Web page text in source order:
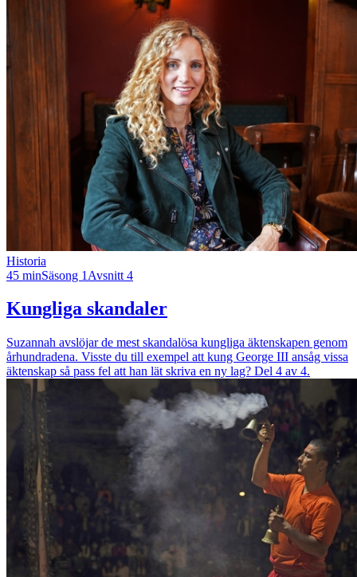
Historia
45 minSäsong 1 Avsnitt 4
Kungliga skandaler
Suzannah avslöjar de mest skandalösa kungliga äktenskapen genom
århundradena. Visste du till exempel att kung George III ansåg vissa
äktenskap så pass fel att han lät skriva en ny lag? Del 4 av 4.